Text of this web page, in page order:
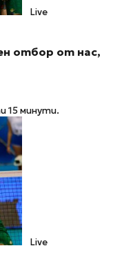
Live
отбор от нас,
15 минути.
Live